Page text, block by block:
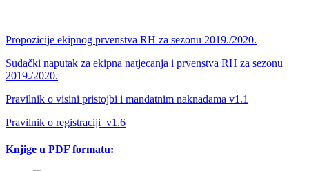
Propozicije ekipnog prvenstva RH za sezonu 2019./2020.
Sudački naputak za ekipna natjecanja i prvenstva RH za sezonu
2019./2020.
Pravilnik o visini pristojbi i mandatnim naknadama v1.1
Pravilnik o registraciji_v1.6
Knjige u PDF formatu: